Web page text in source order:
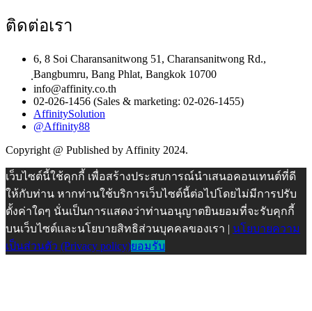
ติดต่อเรา
6, 8 Soi Charansanitwong 51, Charansanitwong Rd.,
ฺBangbumru, Bang Phlat, Bangkok 10700
info@affinity.co.th
02-026-1456 (Sales & marketing: 02-026-1455)
AffinitySolution
@Affinity88
Copyright @ Published by Affinity 2024.
เว็บไซต์นี้ใช้คุกกี้ เพื่อสร้างประสบการณ์นำเสนอคอนเทนต์ที่ดี
ให้กับท่าน หากท่านใช้บริการเว็บไซต์นี้ต่อไปโดยไม่มีการปรับ
ตั้งค่าใดๆ นั่นเป็นการแสดงว่าท่านอนุญาตยินยอมที่จะรับคุกกี้
บนเว็บไซต์และนโยบายสิทธิส่วนบุคคลของเรา | นโยบายความ
เป็นส่วนตัว (Privacy policy)ยอมรับ